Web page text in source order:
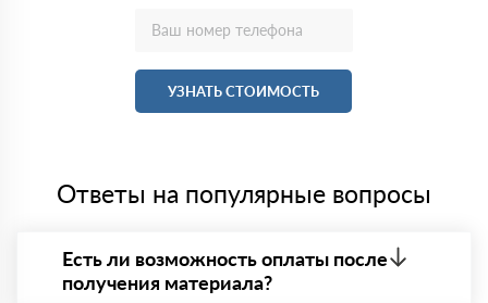
УЗНАТЬ СТОИМОСТЬ
Ответы на популярные вопросы
Есть ли возможность оплаты после
получения материала?